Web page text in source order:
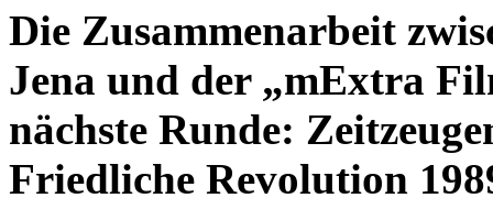
Die Zusammenarbeit
Jena und der „mExtra
nächste Runde:
Friedliche Revolution